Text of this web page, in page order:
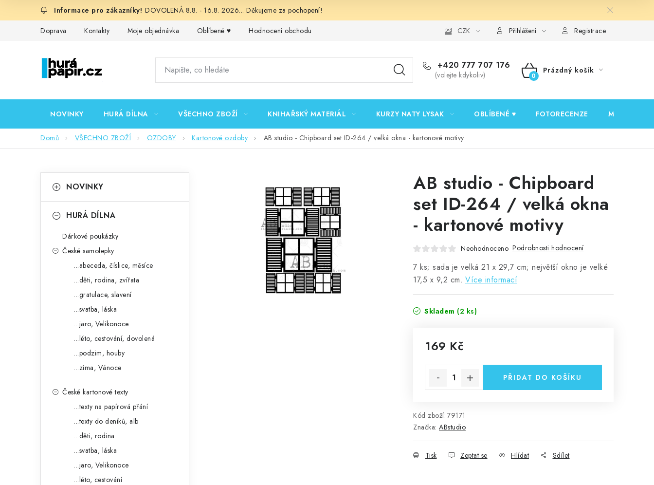
DOVOLENÁ 8.8. - 16.8. 2026... Děkujeme za pochopení!
Doprava Kontakty Moje objednávka Oblíbené ♥️ Hodnocení obchodu Podmínky ochrany osobních údajů Ověřování recenzí
CZK Přihlášení Registrace
+420 777 707 176
(volejte kdykoliv)
NÁKUPNÍ
Prázdný košík
NOVINKY HURÁ DÍLNA VŠECHNO ZBOŽÍ KNIHAŘSKÝ MATERIÁL KURZY NATY LYSAK OBLÍBENÉ ♥️ FOTORECENZE MOJE
Domů VŠECHNO ZBOŽÍ OZDOBY Kartonové ozdoby AB studio - Chipboard set ID-264 / velká okna - kartonové motivy
okategorie
a
NOVINKY
HURÁ DÍLNA
Dárkové poukázky
České samolepky
...abeceda, číslice, měsíce
...děti, rodina, zvířata
...gratulace, slavení
...svatba, láska
...jaro, Velikonoce
...léto, cestování, dovolená
...podzim, houby
...zima, Vánoce
České kartonové texty
...texty na papírová přání
...texty do deníků, alb
...děti, rodina
...svatba, láska
...jaro, Velikonoce
...léto, cestování
AB studio - Chipboard
set ID-264 / velká okna
- kartonové motivy
Neohodnoceno Podrobnosti hodnocení
7 ks; sada je velká 21 x 29,7 cm; největší okno je velké
17,5 x 9,2 cm. Více informací
Skladem (2 ks)
169 Kč
PŘIDAT DO KOŠÍKU
Kód zboží: 79171
Značka: ABstudio
Tisk Zeptat se Hlídat Sdílet